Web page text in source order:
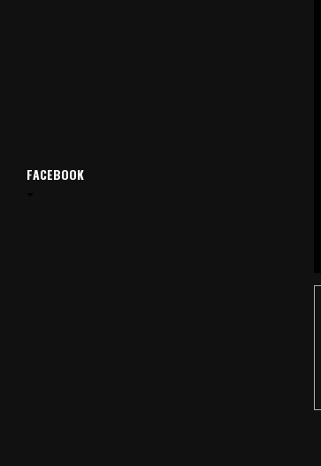
FACEBOOK